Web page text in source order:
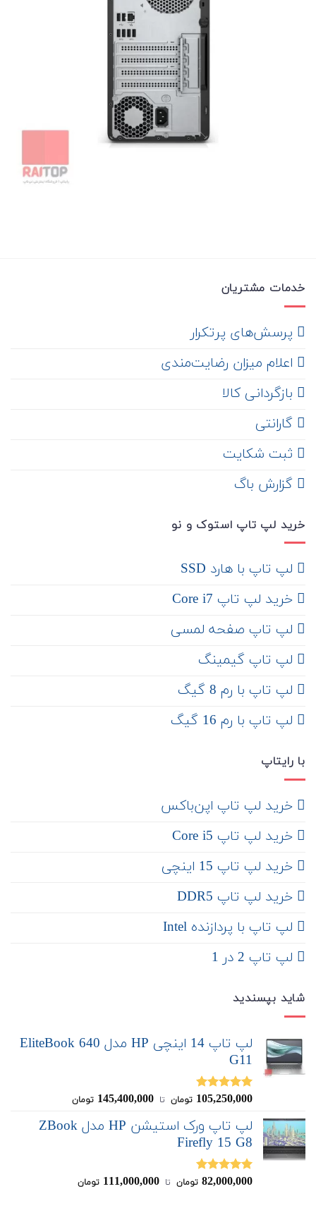
خدمات مشتریان
‌ پرسش‌های پرتکرار
اعلام میزان رضایت‌مندی
‌ بازگردانی کالا
گارانتی
ثبت شکایت
‌ گزارش باگ
خرید لپ تاپ استوک و نو
لپ تاپ با هارد SSD
خرید لپ تاپ Core i7
لپ تاپ صفحه لمسی
لپ تاپ گیمینگ
لپ تاپ با رم 8 گیگ
لپ تاپ با رم 16 گیگ
با رایتاپ
‌ خرید لپ تاپ اپن‌باکس
خرید لپ تاپ Core i5
‌‌ خرید لپ تاپ 15 اینچی
خرید لپ تاپ DDR5
لپ تاپ با پردازنده Intel
لپ تاپ 2 در 1
شاید بپسندید
لپ تاپ 14 اینچی HP مدل EliteBook 640
G11
نمره5.00
105,250,000 تومان ‌ تا ‌ 145,400,000 تومان
لپ تاپ ورک استیشن HP مدل ZBook
Firefly 15 G8
نمره5.00
82,000,000 تومان ‌ تا ‌ 111,000,000 تومان